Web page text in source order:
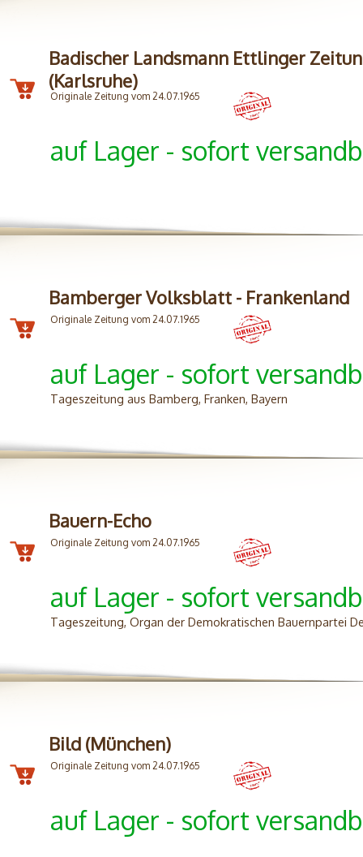
Badischer Landsmann Ettlinger
(Karlsruhe)
Originale Zeitung vom 24.07.1965
auf Lager - sofort
Bamberger Volksblatt - Frankenland
Originale Zeitung vom 24.07.1965
auf Lager - sofort
Tageszeitung aus Bamberg, Franken, Bayern
Bauern-Echo
Originale Zeitung vom 24.07.1965
auf Lager - sofort
Tageszeitung, Organ der Demokratischen Bauernpartei
Bild (München)
Originale Zeitung vom 24.07.1965
auf Lager - sofort